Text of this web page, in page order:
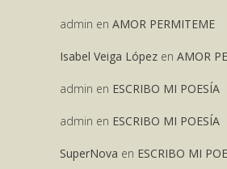
admin en AMOR PERMITEME
Isabel Veiga López en AMOR
admin en ESCRIBO MI POESÍA
admin en ESCRIBO MI POESÍA
SuperNova en ESCRIBO MI